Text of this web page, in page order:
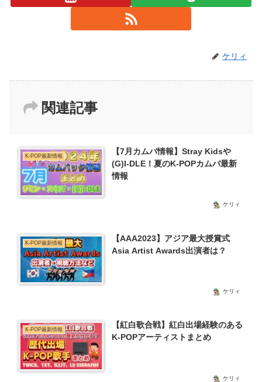
ケリィ
関連記事
K-POP最新情報
【7月カムバ情報】Stray Kidsや
(G)I-DLE！夏のK-POPカムバ最新
情報
ケリィ
K-POP最新情報
【AAA2023】アジア最大授賞式
Asia Artist Awards出演者は？
ケリィ
K-POP最新情報
【紅白歌合戦】紅白出場経験のある
K-POPアーティストまとめ
ケリィ